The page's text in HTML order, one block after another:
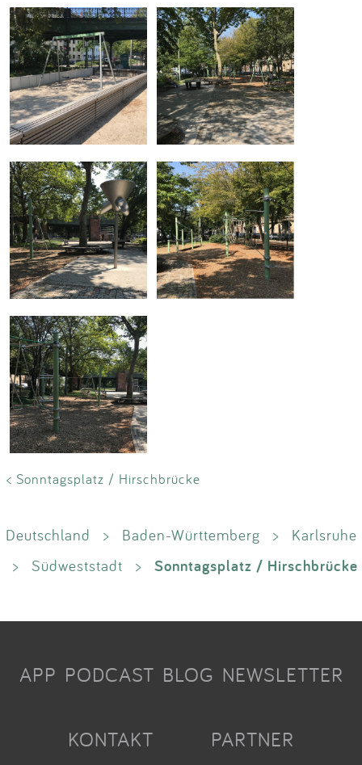
< Sonntagsplatz / Hirschbrücke
Deutschland > Baden-Württemberg >
Karlsruhe
>
Südweststadt > Sonntagsplatz / Hirschbrücke
APP PODCAST BLOG NEWSLETTER
KONTAKT PARTNER